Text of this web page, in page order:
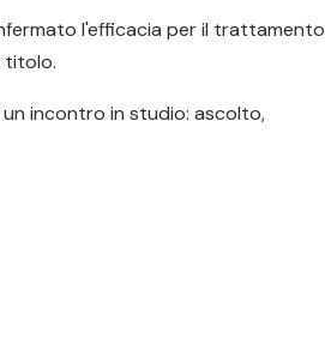
l'efficacia per il trattamento
titolo.
incontro in studio: ascolto,